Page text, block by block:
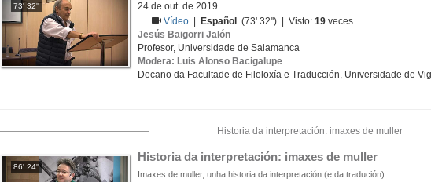
73' 32''
24 de out. de 2019
Vídeo
Español (73' 32'') | Visto:19 veces
Jesús Baigorri Jalón
Profesor, Universidade de Salamanca
Modera: Luis Alonso Bacigalupe
Decano da Facultade de Filoloxía e Traducción, Universidade de
Historia da interpretación: imaxes de muller
86' 24''
Historia da interpretación: imaxes de muller
Imaxes de muller, unha historia da interpretación (e da tradución)